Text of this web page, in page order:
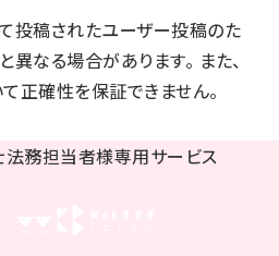
投稿されたユーザー投稿のた
なる場合があります。 また、
正確性を保証できません。